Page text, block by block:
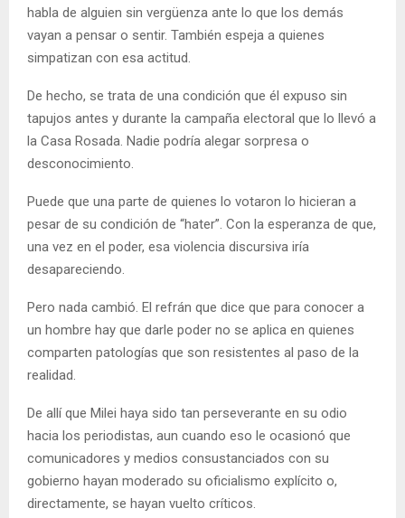
habla de alguien sin vergüenza ante lo que los demás
vayan a pensar o sentir. También espeja a quienes
simpatizan con esa actitud.
De hecho, se trata de una condición que él expuso sin
tapujos antes y durante la campaña electoral que lo llevó a
la Casa Rosada. Nadie podría alegar sorpresa o
desconocimiento.
Puede que una parte de quienes lo votaron lo hicieran a
pesar de su condición de “hater”. Con la esperanza de que,
una vez en el poder, esa violencia discursiva iría
desapareciendo.
Pero nada cambió. El refrán que dice que para conocer a
un hombre hay que darle poder no se aplica en quienes
comparten patologías que son resistentes al paso de la
realidad.
De allí que Milei haya sido tan perseverante en su odio
hacia los periodistas, aun cuando eso le ocasionó que
comunicadores y medios consustanciados con su
gobierno hayan moderado su oficialismo explícito o,
directamente, se hayan vuelto críticos.